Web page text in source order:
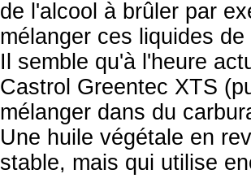
de l'alcool à brûler par
mélanger ces liquides
Il semble qu'à l'heure
Castrol Greentec XTS
mélanger dans du
Une huile végétale en
stable, mais qui utilise